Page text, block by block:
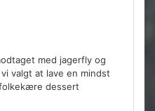
med jagerfly og
valgt at lave en mindst
dessert